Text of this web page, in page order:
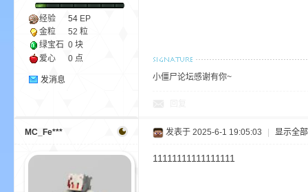
经验 54 EP
金粒
52 粒
绿宝石 0 块
爱心
0 点
发消息 小僵尸论坛感谢有你~
MC_Fe*** 发表于 2025-6-1 19:05:03 显示全
11111111111111111